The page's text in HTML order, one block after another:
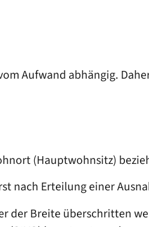
Aufwand abhängig.
(Hauptwohnsitz)
nach Erteilung einer
der Breite überschritten